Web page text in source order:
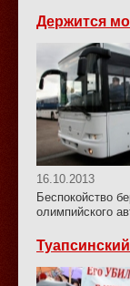
Держится
16.10.2013
Беспокойство
олимпийского